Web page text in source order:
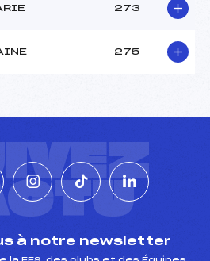
273
275
à notre newsletter